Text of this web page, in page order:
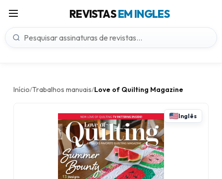
REVISTASEM INGLES
Início/Trabalhos manuais/Love of Quilting Magazine
Inglês